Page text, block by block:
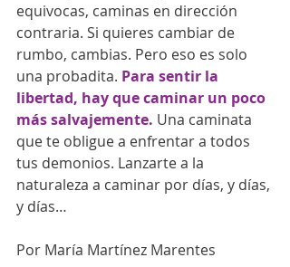
equivocas, caminas en dirección
contraria. Si quieres cambiar de
rumbo, cambias. Pero eso es solo
una probadita. Para sentir la
libertad, hay que caminar un poco
más salvajemente. Una caminata
que te obligue a enfrentar a todos
tus demonios. Lanzarte a la
naturaleza a caminar por días, y días,
y días…
Por María Martínez Marentes